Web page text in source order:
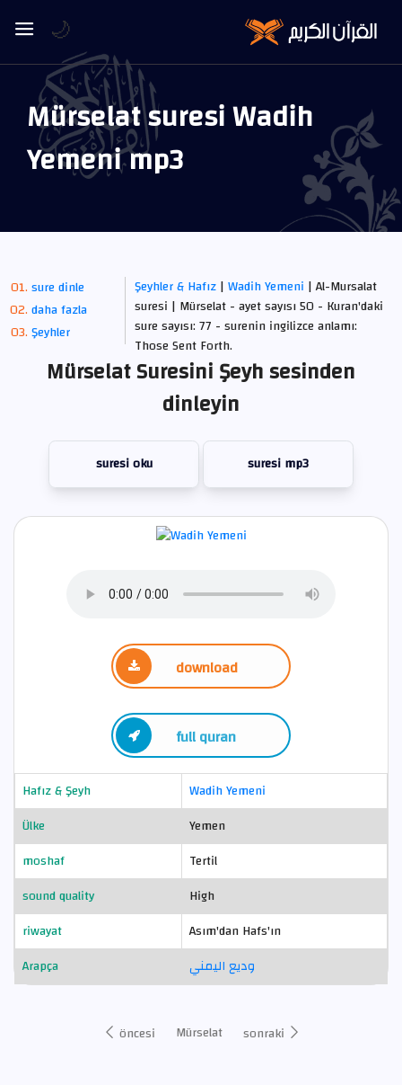
Mürselat suresi Wadih
Yemeni mp3
sure dinle
daha fazla
Şeyhler
Şeyhler & Hafız|Wadih Yemeni | Al-Mursalat
suresi | Mürselat - ayet sayısı 50 - Kuran'daki
sure sayısı: 77 - surenin ingilizce anlamı:
Those Sent Forth.
Mürselat Suresini Şeyh sesinden
dinleyin
suresi oku suresi mp3
download
full quran
Hafız & Şeyh
Wadih Yemeni
Ülke
Yemen
moshaf
Tertil
sound quality
High
riwayat
Asım'dan Hafs'ın
Arapça
وديع اليمني
öncesi Mürselat sonraki
🌙